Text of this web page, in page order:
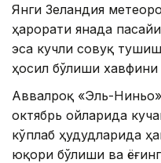
Янги Зеландия
ҳарорати янада
эса кучли совуқ
ҳосил бўлиши
Аввалроқ «Эль-
октябрь ойларида
кўплаб ҳудудларида
юқори бўлиши ва